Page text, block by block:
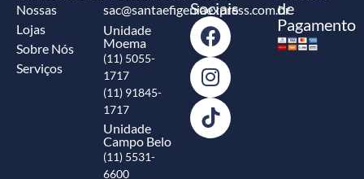
Nossas
Lojas
Sobre Nós
Serviços
sac@santaefigeniaexpress.com.br
Unidade
Moema
(11) 5055-
1717
(11) 91845-
1717
Unidade
Campo Belo
(11) 5531-
6600
Sociais
de
Pagamento